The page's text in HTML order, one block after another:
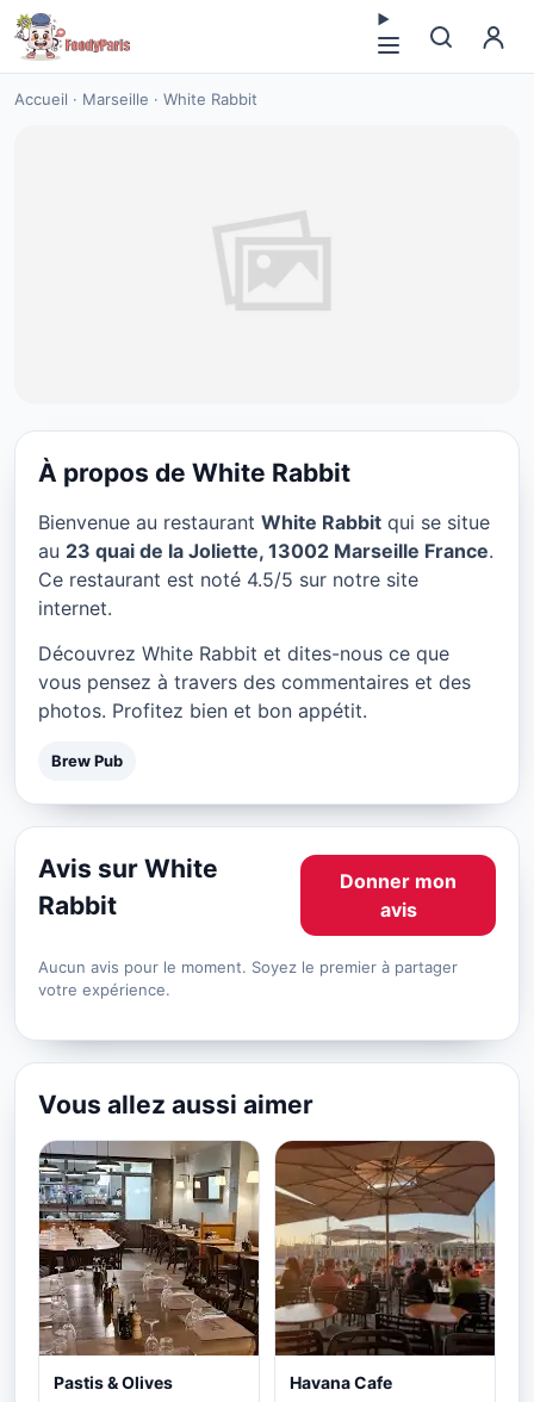
Accueil · Marseille · White Rabbit
White Rabbit à Marseille
★ 4.5/5
À propos de White Rabbit
Bienvenue au restaurant White Rabbit qui se situe
au 23 quai de la Joliette, 13002 Marseille France.
Ce restaurant est noté 4.5/5 sur notre site
internet.
Découvrez White Rabbit et dites-nous ce que
vous pensez à travers des commentaires et des
photos. Profitez bien et bon appétit.
Brew Pub
Avis sur White
Rabbit
Donner mon
avis
Aucun avis pour le moment. Soyez le premier à partager
votre expérience.
Vous allez aussi aimer
Pastis & Olives Havana Cafe